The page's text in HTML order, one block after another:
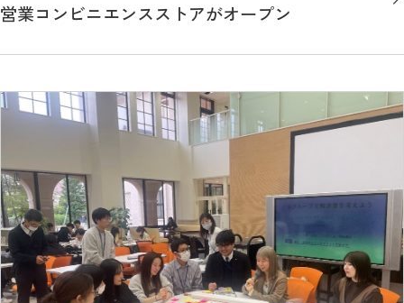
営業コンビニエンスストアがオープン